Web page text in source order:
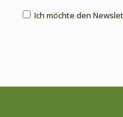
Ich möchte den